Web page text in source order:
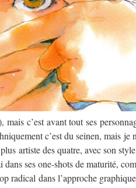
c’est avant tout ses
c’est du seinen, mais je
artiste des quatre, avec son
ses one-shots de maturité,
radical dans l’approche